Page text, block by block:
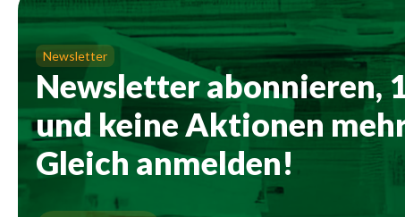
Newsletter
Newsletter abonnieren,
und keine Aktionen
Gleich anmelden!